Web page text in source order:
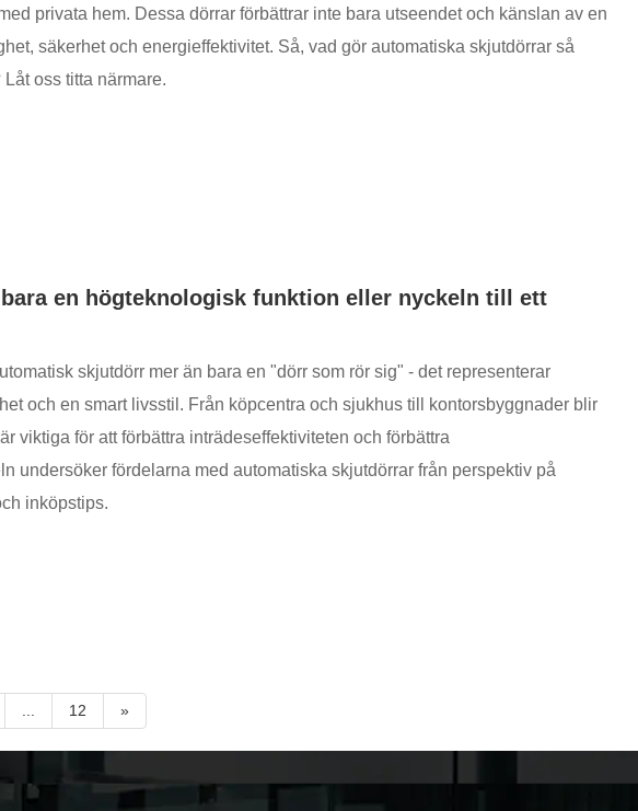
privata hem. Dessa dörrar förbättrar inte bara utseendet och känslan av en
säkerhet och energieffektivitet. Så, vad gör automatiska skjutdörrar så
oss titta närmare.
en högteknologisk funktion eller nyckeln till ett
skjutdörr mer än bara en "dörr som rör sig" - det representerar
och en smart livsstil. Från köpcentra och sjukhus till kontorsbyggnader blir
viktiga för att förbättra inträdeseffektiviteten och förbättra
undersöker fördelarna med automatiska skjutdörrar från perspektiv på
inköpstips.
12 »